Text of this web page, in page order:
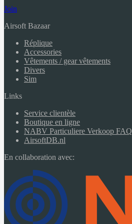
Join
Airsoft Bazaar
Réplique
Accessories
Vêtements / gear vêtements
Divers
Sim
Links
Service clientèle
Boutique en ligne
NABV Particuliere Verkoop FAQ
AirsoftDB.nl
En collaboration avec: